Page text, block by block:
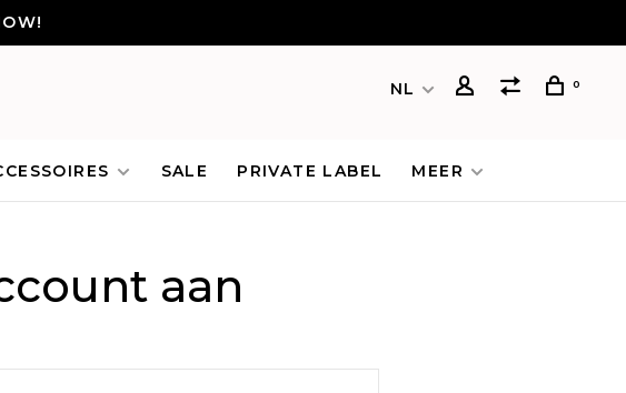
NL 0
SALE PRIVATE LABEL MEER
aan